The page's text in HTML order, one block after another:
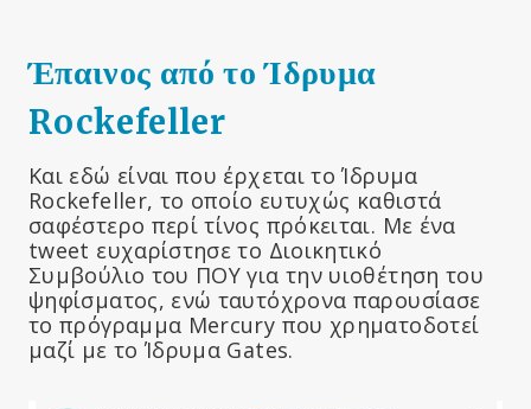
Έπαινος από το Ίδρυμα
Rockefeller
Και εδώ είναι που έρχεται το Ίδρυμα
Rockefeller, το οποίο ευτυχώς καθιστά
σαφέστερο περί τίνος πρόκειται. Με ένα
tweet ευχαρίστησε το Διοικητικό
Συμβούλιο του ΠΟΥ για την υιοθέτηση του
ψηφίσματος, ενώ ταυτόχρονα παρουσίασε
το πρόγραμμα Mercury που χρηματοδοτεί
μαζί με το Ίδρυμα Gates.